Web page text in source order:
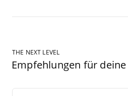
THE NEXT LEVEL
Empfehlungen für